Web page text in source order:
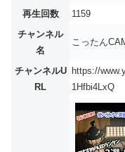
再生回数
1159
チャンネル
名
こったん
チャンネルU
RL
https://
1Hfbi4LxQ